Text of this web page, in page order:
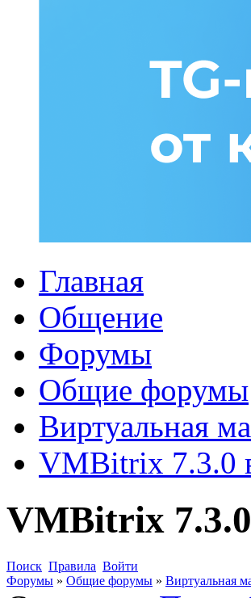
Главная
Общение
Форумы
Общие форумы
Виртуальная
VMBitrix 7.3.0
VMBitrix 7.3.0
Поиск Правила Войти
Форумы » Общие форумы » Виртуальная